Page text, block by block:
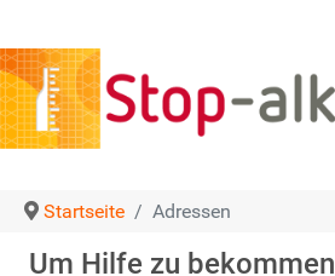
Startseite Adressen
Um Hilfe zu bekommen